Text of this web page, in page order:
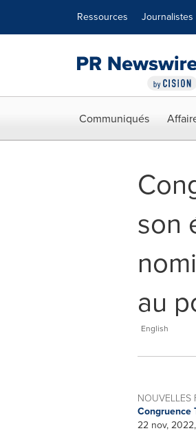
Ressources Journalistes
Communiqués
son
au
English
NOUVELLES
Congruence
22 nov,